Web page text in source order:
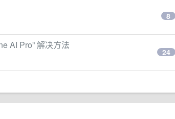
8
AI Pro” 解决方法
24